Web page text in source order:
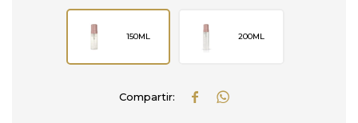
150ML 200ML
 